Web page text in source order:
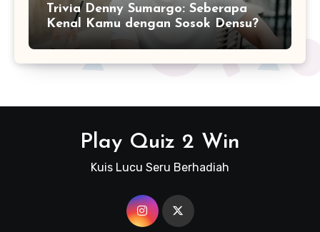
Trivia Denny Sumargo: Seberapa
Kenal Kamu dengan Sosok Densu?
Play Quiz 2 Win
Kuis Lucu Seru Berhadiah